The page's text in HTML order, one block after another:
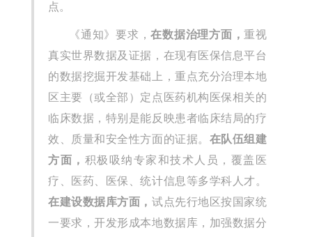
点。
《通知》要求，在数据治理方面，重视
真实世界数据及证据，在现有医保信息平台
的数据挖掘开发基础上，重点充分治理本地
区主要（或全部）定点医药机构医保相关的
临床数据，特别是能反映患者临床结局的疗
效、质量和安全性方面的证据。 在队伍组建
方面， 积极吸纳专家和技术人员，覆盖医
疗、医药、医保、统计信息等多学科人才。
在建设数据库方面， 试点先行地区按国家统
一要求，开发形成本地数据库，加强数据分